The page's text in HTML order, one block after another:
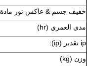
خفيف جسم & عاكس نور مادة
مدى العمري (hr)
ip تقدير (ip):
وزن (kg)